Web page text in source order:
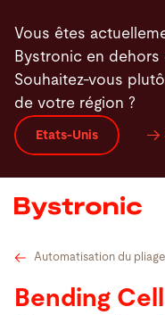
au
contenu
principal
Vous êtes
Bystronic en dehors
Souhaitez-vous
de votre région ?
Etats-Unis
Machines et
Services
Actualités -
Automatisation du pliage
Bending Cell